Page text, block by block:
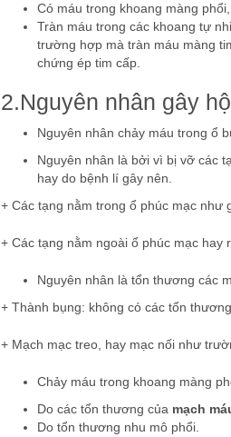
Có máu trong khoang màng
Tràn máu trong các khoang tự
trường hợp mà tràn máu màng
chứng ép tim cấp.
2.Nguyên nhân gây
Nguyên nhân chảy máu trong ổ
Nguyên nhân là bởi vì bị vỡ các
hay do bệnh lí gây nên.
+ Các tạng nằm trong ổ phúc mạc như
+ Các tạng nằm ngoài ổ phúc mạc hay
Nguyên nhân là tổn thương các
+ Thành bụng: không có các tổn
+ Mạch mạc treo, hay mạc nối như
Chảy máu trong khoang màng
Do các tổn thương của mạch
Do tổn thương nhu mô phổi.